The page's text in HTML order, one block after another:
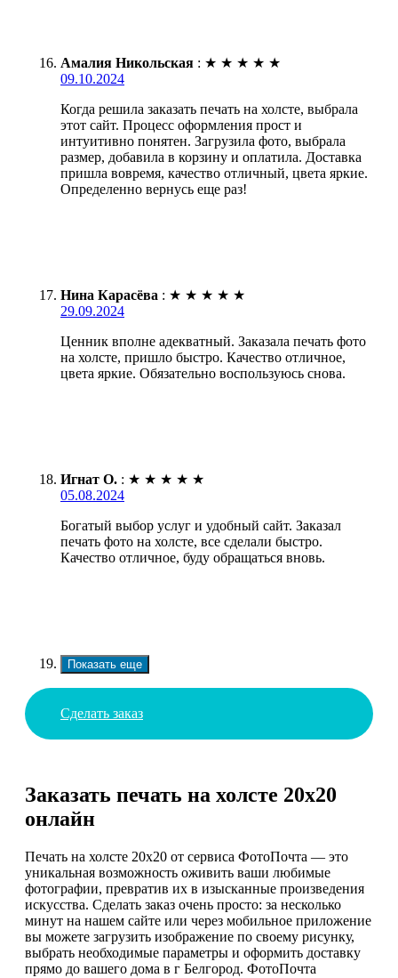
Амалия Никольская : ★ ★ ★ ★ ★
09.10.2024
Когда решила заказать печать на холсте, выбрала
этот сайт. Процесс оформления прост и
интуитивно понятен. Загрузила фото, выбрала
размер, добавила в корзину и оплатила. Доставка
пришла вовремя, качество отличный, цвета яркие.
Определенно вернусь еще раз!
Нина Карасёва : ★ ★ ★ ★ ★
29.09.2024
Ценник вполне адекватный. Заказала печать фото
на холсте, пришло быстро. Качество отличное,
цвета яркие. Обязательно воспользуюсь снова.
Игнат О. : ★ ★ ★ ★ ★
05.08.2024
Богатый выбор услуг и удобный сайт. Заказал
печать фото на холсте, все сделали быстро.
Качество отличное, буду обращаться вновь.
Показать еще
Сделать заказ
Заказать печать на холсте 20х20
онлайн
Печать на холсте 20х20 от сервиса ФотоПочта — это
уникальная возможность оживить ваши любимые
фотографии, превратив их в изысканные произведения
искусства. Сделать заказ очень просто: за несколько
минут на нашем сайте или через мобильное приложение
вы можете загрузить изображение по своему рисунку,
выбрать необходимые параметры и оформить доставку
прямо до вашего дома в г Белгород. ФотоПочта